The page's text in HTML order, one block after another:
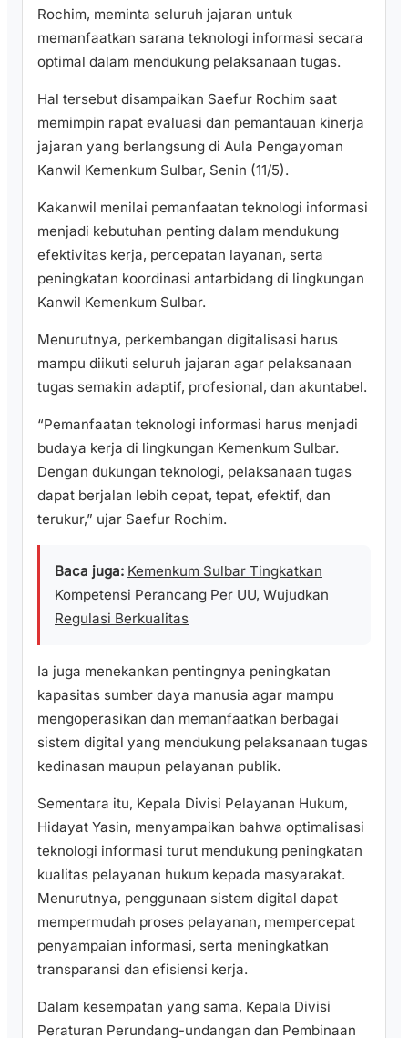
Rochim, meminta seluruh jajaran untuk
memanfaatkan sarana teknologi informasi secara
optimal dalam mendukung pelaksanaan tugas.
Hal tersebut disampaikan Saefur Rochim saat
memimpin rapat evaluasi dan pemantauan kinerja
jajaran yang berlangsung di Aula Pengayoman
Kanwil Kemenkum Sulbar, Senin (11/5).
Kakanwil menilai pemanfaatan teknologi informasi
menjadi kebutuhan penting dalam mendukung
efektivitas kerja, percepatan layanan, serta
peningkatan koordinasi antarbidang di lingkungan
Kanwil Kemenkum Sulbar.
Menurutnya, perkembangan digitalisasi harus
mampu diikuti seluruh jajaran agar pelaksanaan
tugas semakin adaptif, profesional, dan akuntabel.
“Pemanfaatan teknologi informasi harus menjadi
budaya kerja di lingkungan Kemenkum Sulbar.
Dengan dukungan teknologi, pelaksanaan tugas
dapat berjalan lebih cepat, tepat, efektif, dan
terukur,” ujar Saefur Rochim.
Baca juga: Kemenkum Sulbar Tingkatkan
Kompetensi Perancang Per UU, Wujudkan
Regulasi Berkualitas
Ia juga menekankan pentingnya peningkatan
kapasitas sumber daya manusia agar mampu
mengoperasikan dan memanfaatkan berbagai
sistem digital yang mendukung pelaksanaan tugas
kedinasan maupun pelayanan publik.
Sementara itu, Kepala Divisi Pelayanan Hukum,
Hidayat Yasin, menyampaikan bahwa optimalisasi
teknologi informasi turut mendukung peningkatan
kualitas pelayanan hukum kepada masyarakat.
Menurutnya, penggunaan sistem digital dapat
mempermudah proses pelayanan, mempercepat
penyampaian informasi, serta meningkatkan
transparansi dan efisiensi kerja.
Dalam kesempatan yang sama, Kepala Divisi
Peraturan Perundang-undangan dan Pembinaan